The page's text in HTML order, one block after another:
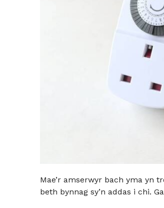
Mae’r amserwyr bach yma yn
beth bynnag sy’n addas i chi.